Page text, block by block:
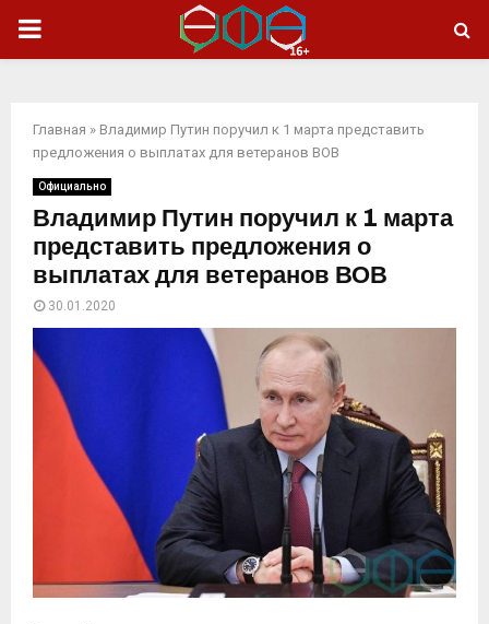
ОСНОВНОЕ
Главная » Владимир Путин поручил к 1 марта представить
предложения о выплатах для ветеранов ВОВ
Официально
Владимир Путин поручил к 1 марта
представить предложения о
выплатах для ветеранов ВОВ
30.01.2020